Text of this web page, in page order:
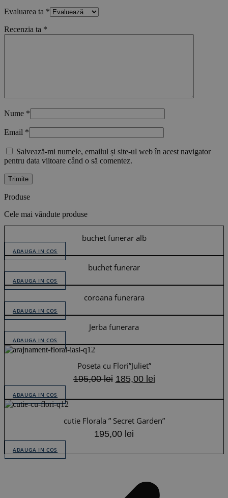
Evaluarea ta *
Recenzia ta *
Nume *
Email *
Salvează-mi numele, emailul și site-ul web în acest navigator
pentru data viitoare când o să comentez.
Produse
Cele mai vândute produse
buchet funerar alb
ADAUGA IN COS
buchet funerar
ADAUGA IN COS
coroana funerara
ADAUGA IN COS
Jerba funerara
ADAUGA IN COS
Poseta cu Flori”Juliet”
195,00lei Prețul
a
195,00 lei.
185,00 leiPrețul
este:
ADAUGA IN COS
cutie Florala ” Secret Garden”
195,00 lei
ADAUGA IN COS